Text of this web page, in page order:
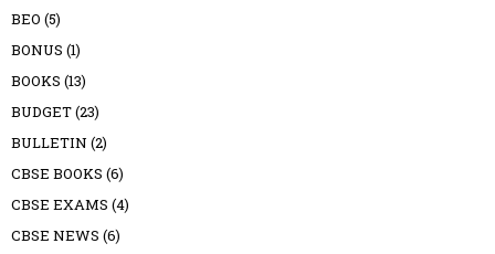
BEO (5)
BONUS (1)
BOOKS (13)
BUDGET(23)
BULLETIN (2)
CBSE BOOKS (6)
CBSE EXAMS (4)
CBSE NEWS (6)